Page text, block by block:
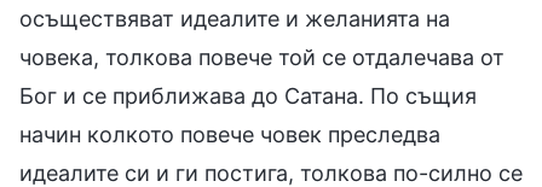
осъществяват идеалите и желанията на
човека, толкова повече той се отдалечава от
Бог и се приближава до Сатана. По същия
начин колкото повече човек преследва
идеалите си и ги постига, толкова по-силно се